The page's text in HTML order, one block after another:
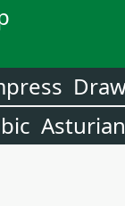
Asturian